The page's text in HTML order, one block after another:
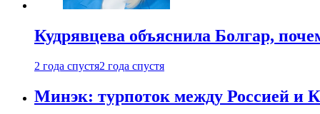
Кудрявцева объяснила Болгар,
2 года спустя2 года спустя
Минэк: турпоток между Россией и